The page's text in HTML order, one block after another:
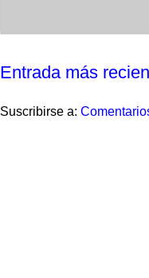
Entrada más
Suscribirse a: